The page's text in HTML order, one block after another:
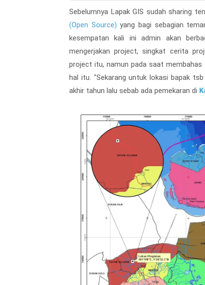
Sebelumnya Lapak GIS sudah sharing
(Open Source) yang bagi sebagian
kesempatan kali ini admin akan
mengerjakan project, singkat cerita
project itu, namun pada saat
hal itu. "Sekarang untuk lokasi bapak
akhir tahun lalu sebab ada pemekaran di